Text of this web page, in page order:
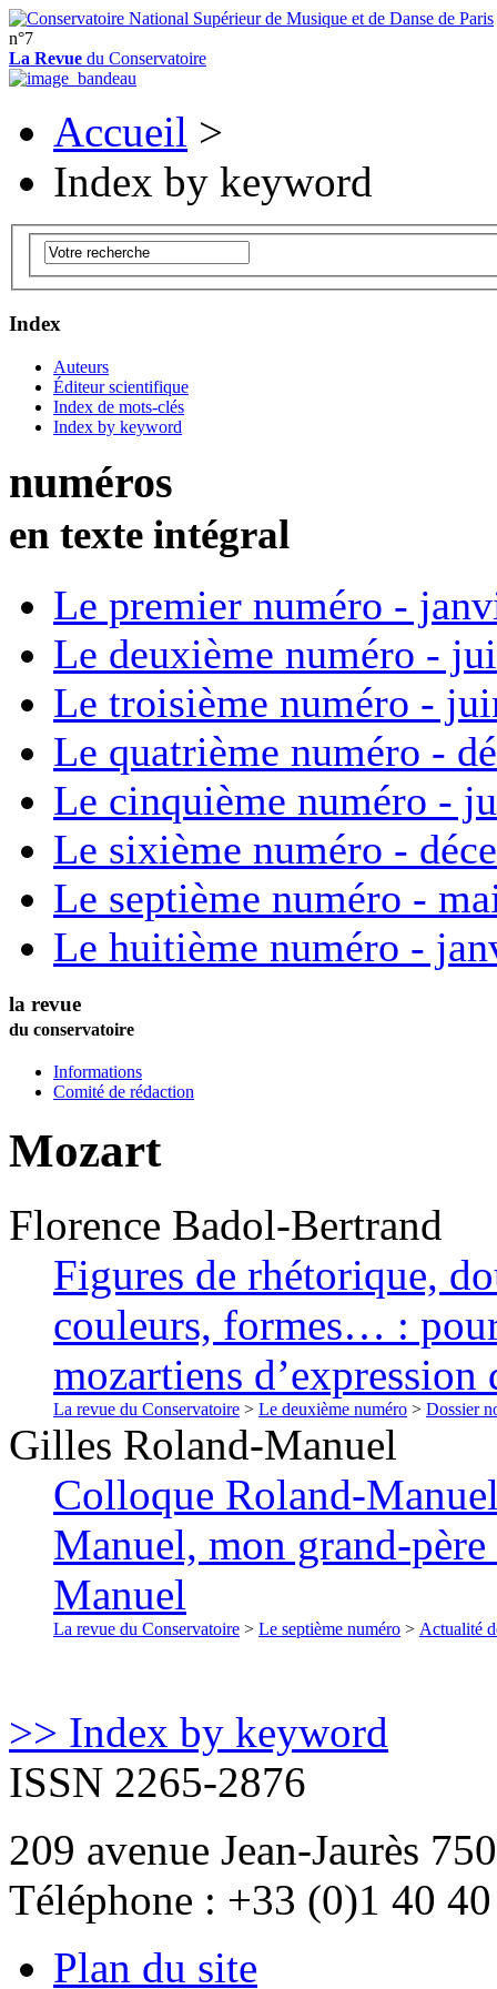
n°7
La Revue du Conservatoire
Accueil >
Index by keyword
Index
Auteurs
Éditeur scientifique
Index de mots-clés
Index by keyword
numéros
en texte intégral
Le premier numéro -
Le deuxième numéro -
Le troisième numéro -
Le quatrième numéro -
Le cinquième numéro -
Le sixième numéro -
Le septième numéro -
Le huitième numéro -
la revue
du conservatoire
Informations
Comité de rédaction
Mozart
Florence Badol-Bertrand
Figures de rhétorique,
couleurs, formes… :
mozartiens d’expression
La revue du Conservatoire > Le deuxième numéro > Dossier
Gilles Roland-Manuel
Colloque Roland-
Manuel, mon grand-
Manuel
La revue du Conservatoire > Le septième numéro > Actualité
>> Index by keyword
ISSN 2265-2876
209 avenue Jean-Jaurès
Téléphone : +33 (0)1 40
Plan du site